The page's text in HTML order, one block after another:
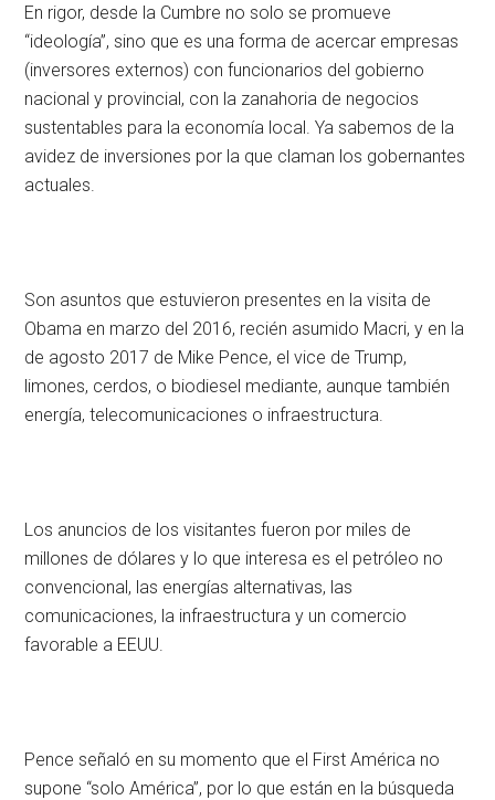
En rigor, desde la Cumbre no solo se promueve
“ideología”, sino que es una forma de acercar empresas
(inversores externos) con funcionarios del gobierno
nacional y provincial, con la zanahoria de negocios
sustentables para la economía local. Ya sabemos de la
avidez de inversiones por la que claman los gobernantes
actuales.
Son asuntos que estuvieron presentes en la visita de
Obama en marzo del 2016, recién asumido Macri, y en la
de agosto 2017 de Mike Pence, el vice de Trump,
limones, cerdos, o biodiesel mediante, aunque también
energía, telecomunicaciones o infraestructura.
Los anuncios de los visitantes fueron por miles de
millones de dólares y lo que interesa es el petróleo no
convencional, las energías alternativas, las
comunicaciones, la infraestructura y un comercio
favorable a EEUU.
Pence señaló en su momento que el First América no
supone “solo América”, por lo que están en la búsqueda